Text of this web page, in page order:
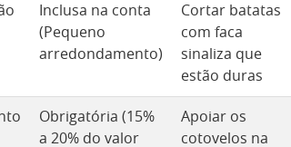
Inclusa na conta
(Pequeno
arredondamento)
Cortar batatas
com faca
sinaliza que
estão duras
Obrigatória (15%
a 20% do valor
Apoiar os
cotovelos na